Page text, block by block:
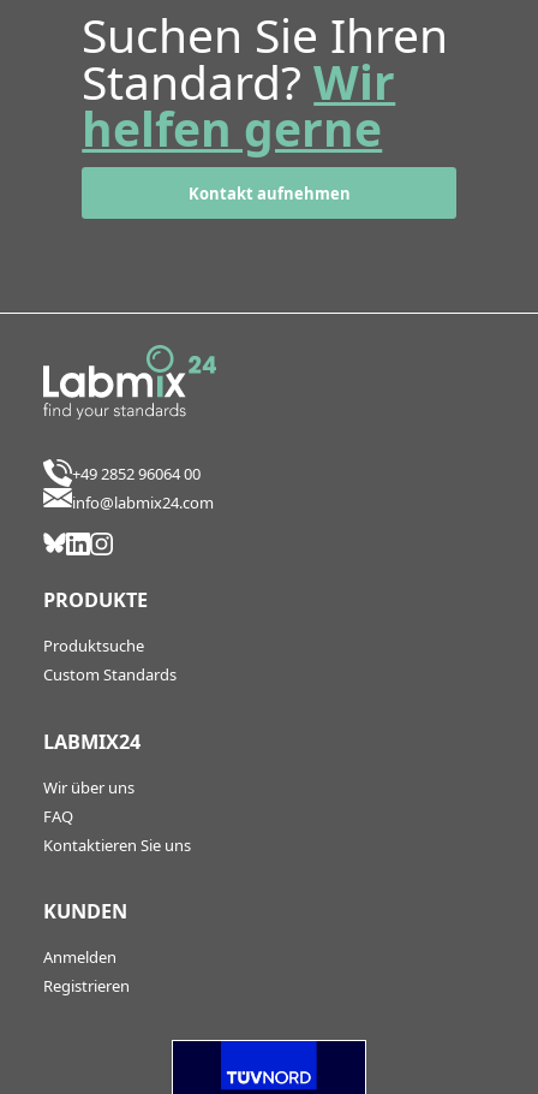
Suchen Sie Ihren
Standard?Wir
helfen gerne
Kontakt aufnehmen
+49 2852 96064 00
info@labmix24.com
PRODUKTE
Produktsuche
Custom Standards
LABMIX24
Wir über uns
FAQ
Kontaktieren Sie uns
KUNDEN
Anmelden
Registrieren